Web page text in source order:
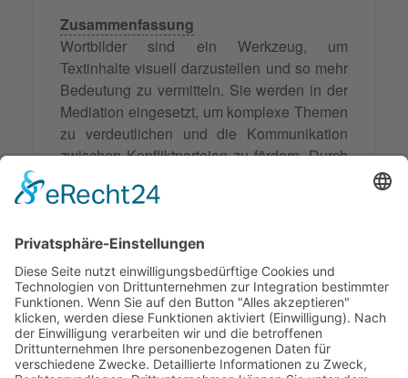
Zusammenfassung
Wortbilder sind ein Werkzeug, um
Textinhalte visuell darzustellen und so mehr
Bedeutung zu vermitteln. Sie werden in der
Mediation eingesetzt, um komplexe Themen
zu verdeutlichen und die Kommunikation
zwischen Konfliktparteien zu fördern. Durch
Farben und Formen können sie helfen,
und Lösungen zu finden. Wortbilder finden
auch in Bildung und Werbung Anwendung,
um Inhalte verständlicher zu machen und
eine emotionale Wirkung zu erzeugen.